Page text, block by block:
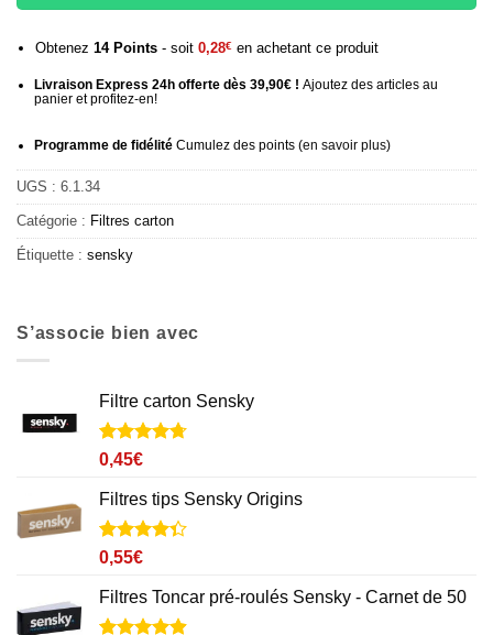
Obtenez 14Points- soit 0,28€ en achetant ce produit
Livraison Express 24h offerte dès 39,90€ ! Ajoutez des articles au
panier et profitez-en!
Programme de fidélitéCumulez des points (en savoir plus)
UGS : 6.1.34
Catégorie : Filtres carton
Étiquette : sensky
S’associe bien avec
Filtre carton Sensky
Noté4.7
sur 5 basé
sur
25
notations
client
0,45€
Filtres tips Sensky Origins
Noté4.3
sur 5
basé sur
6
notations
client
0,55€
Filtres Toncar pré-roulés Sensky - Carnet de 50